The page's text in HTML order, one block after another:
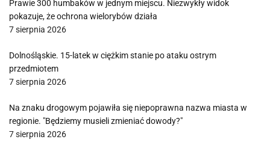
Prawie 300 humbaków w jednym miejscu. Niezwykły widok
pokazuje, że ochrona wielorybów działa
7 sierpnia 2026
Dolnośląskie. 15-latek w ciężkim stanie po ataku ostrym
przedmiotem
7 sierpnia 2026
Na znaku drogowym pojawiła się niepoprawna nazwa miasta w
regionie. "Będziemy musieli zmieniać dowody?"
7 sierpnia 2026